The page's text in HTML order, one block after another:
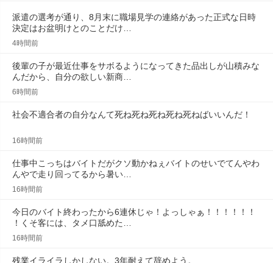
派遣の選考が通り、8月末に職場見学の連絡があった正式な日時
決定はお盆明けとのことだけ…
4時間前
後輩の子が最近仕事をサボるようになってきた品出しが山積みな
んだから、自分の欲しい新商…
6時間前
社会不適合者の自分なんて死ね死ね死ね死ね死ねばいいんだ！
16時間前
仕事中こっちはバイトだがクソ動かねぇバイトのせいでてんやわ
んやで走り回ってるから暑い…
16時間前
今日のバイト終わったから6連休じゃ！よっしゃぁ！！！！！！
！くそ客には、タメ口舐めた…
16時間前
残業イライラしかしない。3年耐えて辞めよう。